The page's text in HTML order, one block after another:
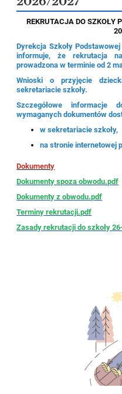
REKRUTACJA DO SZKOŁY
Dyrekcja Szkoły
informuje, że rekrutacja
prowadzona w terminie od 2
Wnioski o przyjęcie
sekretariacie szkoły.
Szczegółowe informacje
wymaganych dokumentów
w sekretariacie szkoły,
na stronie internetowej
Dokumenty
Dokumenty spoza obwodu.pdf
Dokumenty z obwodu.pdf
Terminy rekrutacji.pdf
Zasady rekrutacji do szkoły